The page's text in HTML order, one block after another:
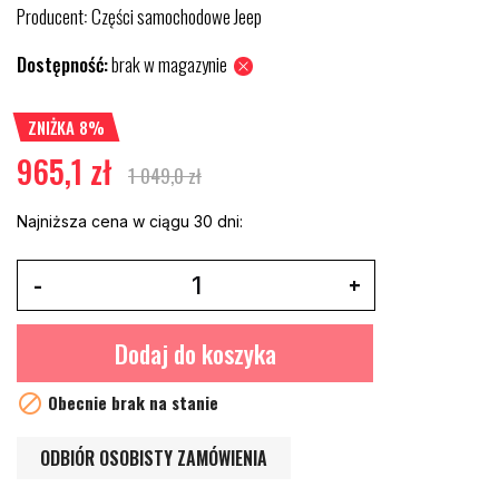
Producent:Części samochodowe Jeep
Dostępność:brak w magazynie
ZNIŻKA 8%
965,1 zł 1 049,0 zł
Najniższa cena w ciągu 30 dni:
Dodaj do koszyka
 Obecnie brak na stanie
ODBIÓR OSOBISTY ZAMÓWIENIA